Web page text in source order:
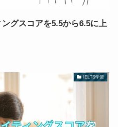
グスコアを5.5から6.5に上
IELTS学習